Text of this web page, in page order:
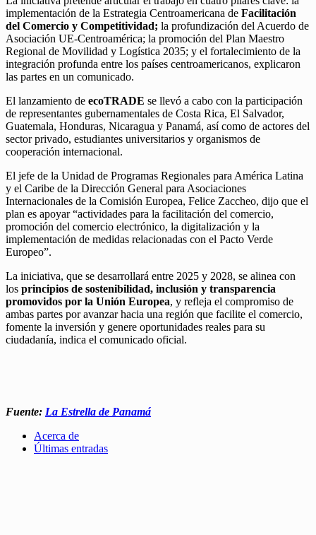
implementación de la Estrategia Centroamericana de Facilitación
del Comercio y Competitividad; la profundización del Acuerdo de
Asociación UE-Centroamérica; la promoción del Plan Maestro
Regional de Movilidad y Logística 2035; y el fortalecimiento de la
integración profunda entre los países centroamericanos, explicaron
las partes en un comunicado.
El lanzamiento de ecoTRADE se llevó a cabo con la participación
de representantes gubernamentales de Costa Rica, El Salvador,
Guatemala, Honduras, Nicaragua y Panamá, así como de actores del
sector privado, estudiantes universitarios y organismos de
cooperación internacional.
El jefe de la Unidad de Programas Regionales para América Latina
y el Caribe de la Dirección General para Asociaciones
Internacionales de la Comisión Europea, Felice Zaccheo, dijo que el
plan es apoyar “actividades para la facilitación del comercio,
promoción del comercio electrónico, la digitalización y la
implementación de medidas relacionadas con el Pacto Verde
Europeo”.
La iniciativa, que se desarrollará entre 2025 y 2028, se alinea con
los principios de sostenibilidad, inclusión y transparencia
promovidos por la Unión Europea, y refleja el compromiso de
ambas partes por avanzar hacia una región que facilite el comercio,
fomente la inversión y genere oportunidades reales para su
ciudadanía, indica el comunicado oficial.
Fuente: La Estrella de Panamá
Acerca de
Últimas entradas